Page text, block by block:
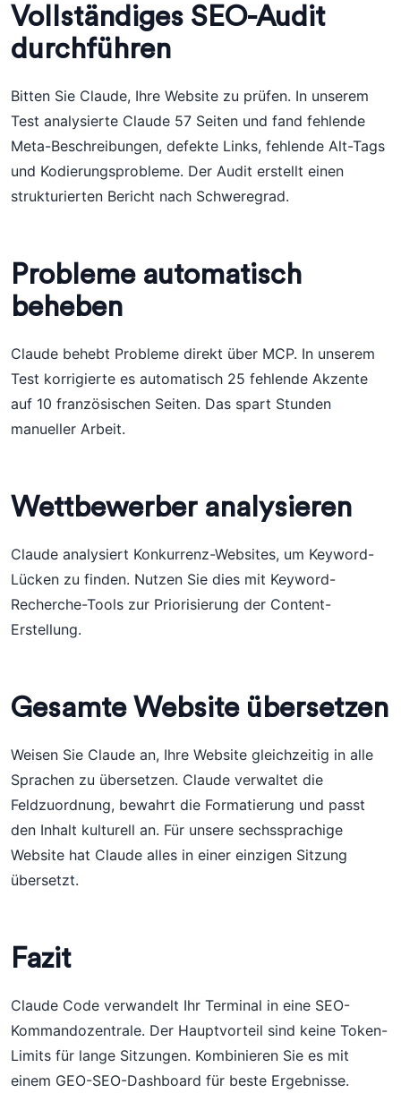
Vollständiges SEO-Audit
durchführen
Bitten Sie Claude, Ihre Website zu prüfen. In unserem
Test analysierte Claude 57 Seiten und fand fehlende
Meta-Beschreibungen, defekte Links, fehlende Alt-Tags
und Kodierungsprobleme. Der Audit erstellt einen
strukturierten Bericht nach Schweregrad.
Probleme automatisch
beheben
Claude behebt Probleme direkt über MCP. In unserem
Test korrigierte es automatisch 25 fehlende Akzente
auf 10 französischen Seiten. Das spart Stunden
manueller Arbeit.
Wettbewerber analysieren
Claude analysiert Konkurrenz-Websites, um Keyword-
Lücken zu finden. Nutzen Sie dies mit Keyword-
Recherche-Tools zur Priorisierung der Content-
Erstellung.
Gesamte Website übersetzen
Weisen Sie Claude an, Ihre Website gleichzeitig in alle
Sprachen zu übersetzen. Claude verwaltet die
Feldzuordnung, bewahrt die Formatierung und passt
den Inhalt kulturell an. Für unsere sechssprachige
Website hat Claude alles in einer einzigen Sitzung
übersetzt.
Fazit
Claude Code verwandelt Ihr Terminal in eine SEO-
Kommandozentrale. Der Hauptvorteil sind keine Token-
Limits für lange Sitzungen. Kombinieren Sie es mit
einem GEO-SEO-Dashboard für beste Ergebnisse.